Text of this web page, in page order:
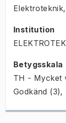
Institution
Betygsskala
TH - Mycket
Godkänd (3),